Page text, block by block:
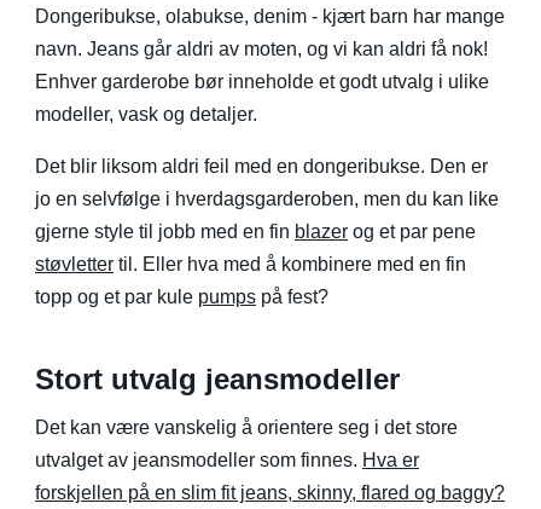
Dongeribukse, olabukse, denim - kjært barn har mange
navn. Jeans går aldri av moten, og vi kan aldri få nok!
Enhver garderobe bør inneholde et godt utvalg i ulike
modeller, vask og detaljer.
Det blir liksom aldri feil med en dongeribukse. Den er
jo en selvfølge i hverdagsgarderoben, men du kan like
gjerne style til jobb med en fin blazer og et par pene
støvletter til. Eller hva med å kombinere med en fin
topp og et par kule pumps på fest?
Stort utvalg jeansmodeller
Det kan være vanskelig å orientere seg i det store
utvalget av jeansmodeller som finnes. Hva er
forskjellen på en slim fit jeans, skinny, flared og baggy?